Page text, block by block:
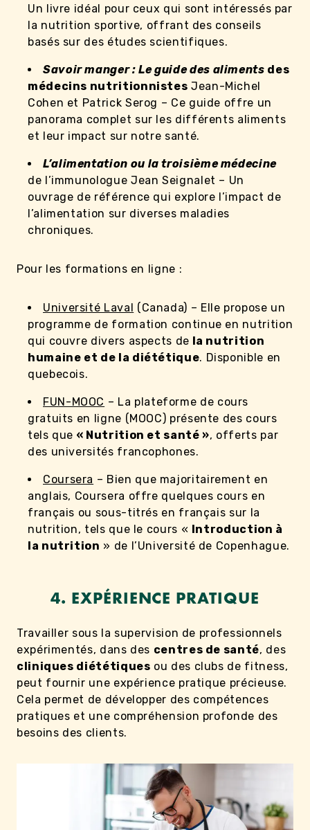
Un livre idéal pour ceux qui sont intéressés par
la nutrition sportive, offrant des conseils
basés sur des études scientifiques.
Savoir manger: Le guide des aliments des
médecins nutritionnistes Jean-Michel
Cohen et Patrick Serog – Ce guide offre un
panorama complet sur les différents aliments
et leur impact sur notre santé.
L’alimentation ou la troisième médecine
de l’immunologue Jean Seignalet – Un
ouvrage de référence qui explore l’impact de
l’alimentation sur diverses maladies
chroniques.
Pour les formations en ligne :
Université Laval (Canada) – Elle propose un
programme de formation continue en nutrition
qui couvre divers aspects de la nutrition
humaine et de la diététique. Disponible en
quebecois.
FUN-MOOC – La plateforme de cours
gratuits en ligne (MOOC) présente des cours
tels que « Nutrition et santé », offerts par
des universités francophones.
Coursera – Bien que majoritairement en
anglais, Coursera offre quelques cours en
français ou sous-titrés en français sur la
nutrition, tels que le cours « Introduction à
la nutrition » de l’Université de Copenhague.
4. EXPÉRIENCE PRATIQUE
Travailler sous la supervision de professionnels
expérimentés, dans des centres de santé, des
cliniques diététiques ou des clubs de fitness,
peut fournir une expérience pratique précieuse.
Cela permet de développer des compétences
pratiques et une compréhension profonde des
besoins des clients.